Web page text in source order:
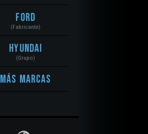
Ford
(Fabricante)
Hyundai
(Grupo)
Más Marcas